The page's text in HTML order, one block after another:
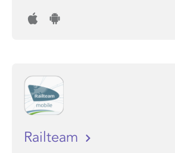
Railteam